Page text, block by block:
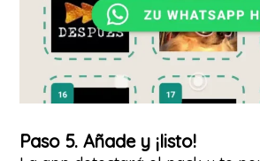
Paso 5. Añade y ¡listo!